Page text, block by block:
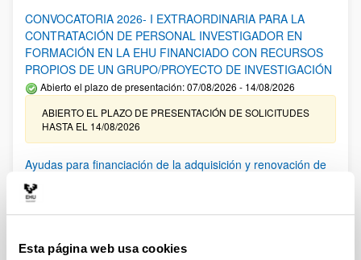
Esta página web usa cookies
CONVOCATORIA 2026- I EXTRAORDINARIA PARA LA
CONTRATACIÓN DE PERSONAL INVESTIGADOR EN
FORMACIÓN EN LA EHU FINANCIADO CON RECURSOS
PROPIOS DE UN GRUPO/PROYECTO DE INVESTIGACIÓN
Abierto el plazo de presentación: 07/08/2026 - 14/08/2026
ABIERTO EL PLAZO DE PRESENTACIÓN DE SOLICITUDES
HASTA EL 14/08/2026
Ayudas para financiación de la adquisición y renovación de
infraestructura científica y fondos bibliográficos en la
UPV/EHU 2026
Trámite abierto
25/03/2026: Corrección de errores del listado provisional de
solicitudes admitidas y excluidas. 23/03/2026: Relación